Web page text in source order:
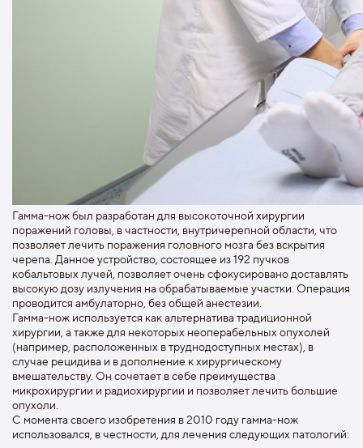
Гамма-нож был разработан для высокоточной хирургии
поражений головы, в частности, внутричерепной области, что
позволяет лечить поражения головного мозга без вскрытия
черепа. Данное устройство, состоящее из 192 пучков
кобальтовых лучей, позволяет очень сфокусировано доставлять
высокую дозу излучения на обрабатываемые участки. Операция
проводится амбулаторно, без общей анестезии.
Гамма-нож используется как альтернатива традиционной
хирургии, а также для некоторых неоперабельных опухолей
(например, расположенных в труднодоступных местах), в
случае рецидива и в дополнение к хирургическому
вмешательству. Он сочетает в себе преимущества
микрохирургии и радиохирургии и позволяет лечить большие
опухоли.
С момента своего изобретения в 2010 году гамма-нож
использовался, в честности, для лечения следующих патологий: